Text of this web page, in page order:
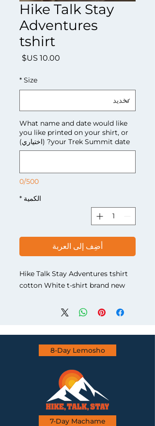
Hike Talk Stay
Adventures
tshirt
Size
*
What name and date would like
you like printed on your shirt, or
your Trek Summit date? (اختياري)
0/500
الكمية *
أضِف إلى العربة
Hike Talk Stay Adventures tshirt
cotton White t-shirt brand new
8-Day Lemosho
7-Day Machame